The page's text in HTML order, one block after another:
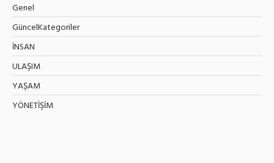
Genel
GüncelKategoriler
İNSAN
ULAŞIM
YAŞAM
YÖNETİŞİM